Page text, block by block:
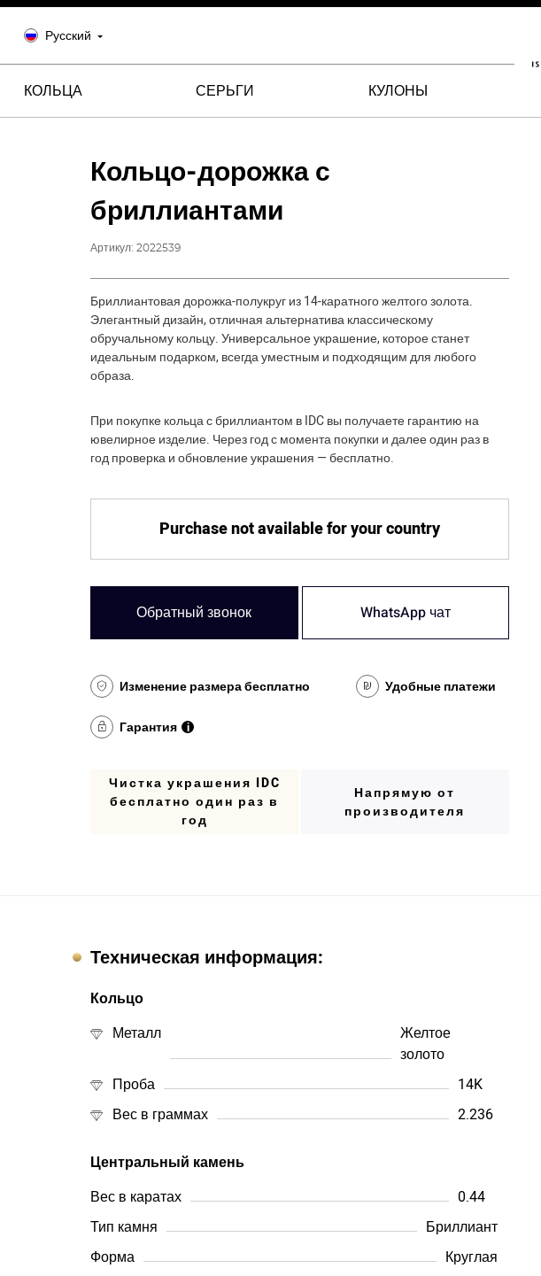
Русский
КОЛЬЦА СЕРЬГИ КУЛОНЫ
Кольцо-дорожка с
бриллиантами
Артикул:2022539
Бриллиантовая дорожка-полукруг из 14-каратного желтого золота.
Элегантный дизайн, отличная альтернатива классическому
обручальному кольцу. Универсальное украшение, которое станет
идеальным подарком, всегда уместным и подходящим для любого
образа.
При покупке кольца с бриллиантом в IDC вы получаете гарантию на
ювелирное изделие. Через год с момента покупки и далее один раз в
год проверка и обновление украшения — бесплатно.
Purchase not available for your country
Обратный звонок WhatsApp чат
Изменение размера бесплатно Удобные платежи
Гарантия i
Чистка украшения IDC
бесплатно один раз в
год
Напрямую от
производителя
Техническая информация:
Кольцо
Металл
Желтое
золото
Проба
14K
Вес в граммах
2.236
Центральный камень
Вес в каратах
0.44
Тип камня
Бриллиант
Форма
Круглая